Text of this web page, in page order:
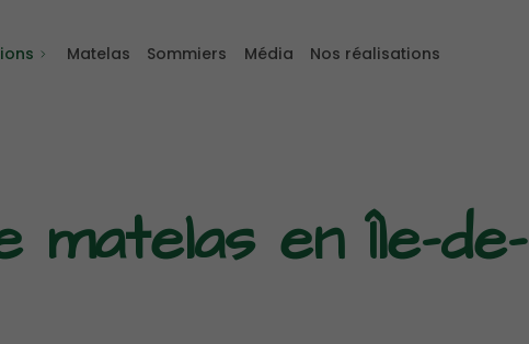
Matelas Sommiers Média
Nos réalisations
matelas en Île-de-